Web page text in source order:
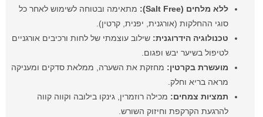
ללא מלחים (Salt Free):
מתאימה ובטוחה לשימוש לאחר כל
סוגי ההחלקות (אורגנית, יפנית, קרטין).
טכנולוגיה הידרוגנית: שילוב עוצמתי של לחות ורכיבים אורגניים
לטיפול בשיער יבש ופגום.
מועשרת בקרטין: מחזקת את השערה, ממלאת סדקים ומעניקה
מראה בריא וחלק.
תמציות צמחים: מכילה רוזמרין, גינקו בילובה וקווה קווה
להרגעת הקרקפת וחיזוק השורש.